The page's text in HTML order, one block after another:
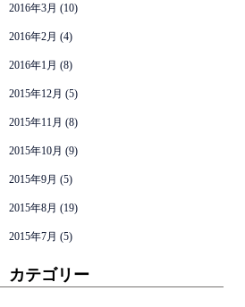
2016年3月 (10)
2016年2月 (4)
2016年1月 (8)
2015年12月 (5)
2015年11月 (8)
2015年10月 (9)
2015年9月 (5)
2015年8月 (19)
2015年7月 (5)
カテゴリー